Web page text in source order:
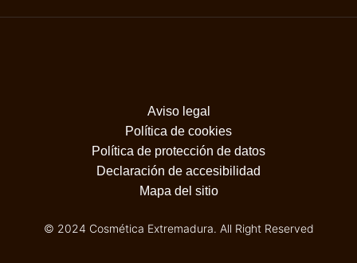
Aviso legal
Política de cookies
Política de protección de datos
Declaración de accesibilidad
Mapa del sitio
© 2024 Cosmética Extremadura. All Right Reserved